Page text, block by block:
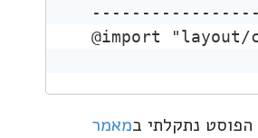
@import
הפוסט נתקלתי במאמר